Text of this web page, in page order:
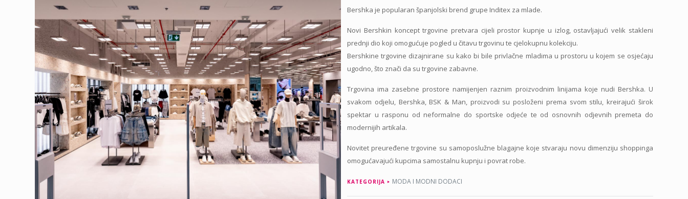
Bershka je popularan španjolski brend grupe Inditex za mlade.
Novi Bershkin koncept trgovine pretvara cijeli prostor kupnje u izlog, ostavljajući velik stakleni
prednji dio koji omogućuje pogled u čitavu trgovinu te cjelokupnu kolekciju.
Bershkine trgovine dizajnirane su kako bi bile privlačne mladima u prostoru u kojem se osjećaju
ugodno, što znači da su trgovine zabavne.
Trgovina ima zasebne prostore namijenjen raznim proizvodnim linijama koje nudi Bershka. U
svakom odjelu, Bershka, BSK & Man, proizvodi su posloženi prema svom stilu, kreirajući širok
spektar u rasponu od neformalne do sportske odjeće te od osnovnih odjevnih premeta do
modernijih artikala.
Novitet preuređene trgovine su samoposlužne blagajne koje stvaraju novu dimenziju shoppinga
omogućavajući kupcima samostalnu kupnju i povrat robe.
KATEGORIJA MODA I MODNI DODACI